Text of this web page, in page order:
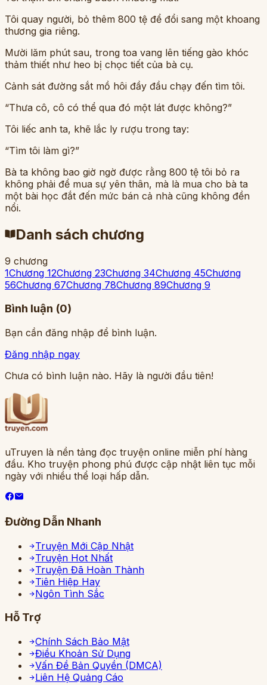
Tôi quay người, bỏ thêm 800 tệ để đổi sang một khoang
thương gia riêng.
Mười lăm phút sau, trong toa vang lên tiếng gào khóc
thảm thiết như heo bị chọc tiết của bà cụ.
Cảnh sát đường sắt mồ hôi đầy đầu chạy đến tìm tôi.
“Thưa cô, cô có thể qua đó một lát được không?”
Tôi liếc anh ta, khẽ lắc ly rượu trong tay:
“Tìm tôi làm gì?”
Bà ta không bao giờ ngờ được rằng 800 tệ tôi bỏ ra
không phải để mua sự yên thân, mà là mua cho bà ta
một bài học đắt đến mức bán cả nhà cũng không đền
nổi.
Danh sách chương
9 chương
1Chương 12Chương 23Chương 34Chương 45Chương
56Chương 67Chương 78Chương 89Chương 9
Bình luận (0)
Bạn cần đăng nhập để bình luận.
Đăng nhập ngay
Chưa có bình luận nào. Hãy là người đầu tiên!
uTruyen là nền tảng đọc truyện online miễn phí hàng
đầu. Kho truyện phong phú được cập nhật liên tục mỗi
ngày với nhiều thể loại hấp dẫn.
Đường Dẫn Nhanh
Truyện Mới Cập Nhật
Truyện Hot Nhất
Truyện Đã Hoàn Thành
Tiên Hiệp Hay
Ngôn Tình Sắc
Hỗ Trợ
Chính Sách Bảo Mật
Điều Khoản Sử Dụng
Vấn Đề Bản Quyền (DMCA)
Liên Hệ Quảng Cáo